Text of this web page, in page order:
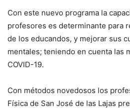
Con este nuevo programa la
profesores es determinante para
de los educandos, y mejorar sus
mentales; teniendo en cuenta las
COVID-19.
Con métodos novedosos los
Física de San José de las Lajas